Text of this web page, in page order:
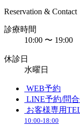
Reservation & Contact
診療時間
10:00 〜 19:00
休診日
水曜日
WEB予約
LINE予約/問
お客様専用
10:00-18:00